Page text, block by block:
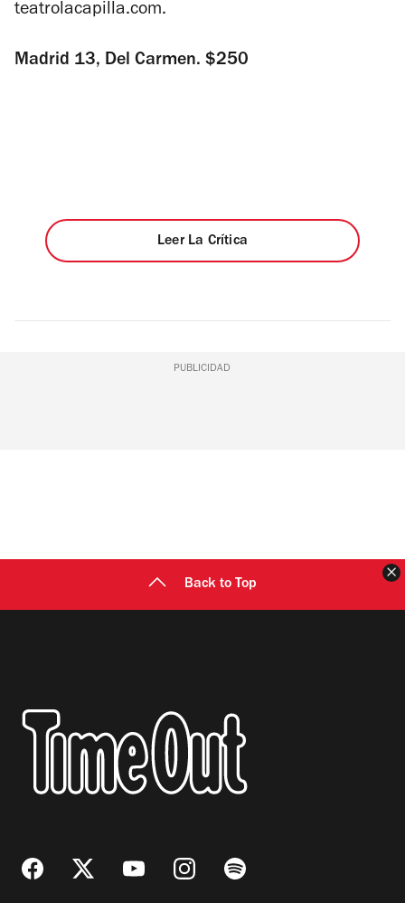
teatrolacapilla.com.
Madrid 13, Del Carmen. $250
Leer La Crítica
PUBLICIDAD
Back to Top